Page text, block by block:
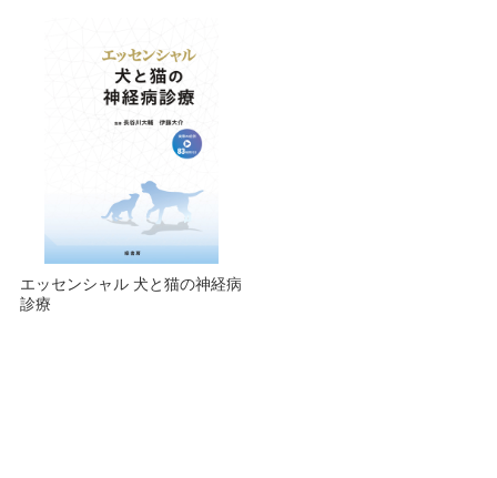
エッセンシャル 犬と猫の神経病
診療